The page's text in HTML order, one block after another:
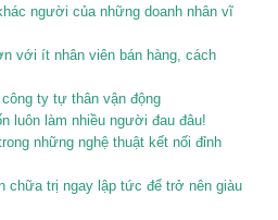
người của những doanh nhân vĩ
với ít nhân viên bán hàng, cách
ty tự thân vận động
luôn làm nhiều người đau đâu!
những nghệ thuật kết nối đỉnh
chữa trị ngay lập tức để trở nên giàu